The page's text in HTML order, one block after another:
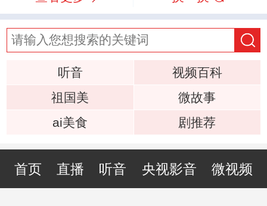
听音
视频百科
祖国美
微故事
ai美食
剧推荐
首页 直播 听音 央视影音 微视频